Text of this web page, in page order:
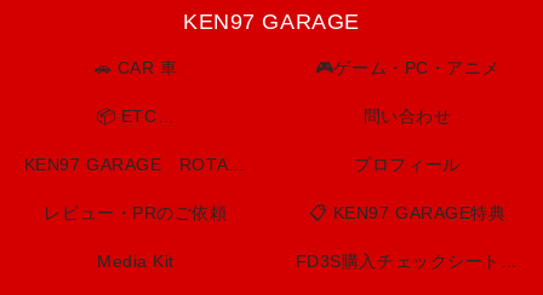
KEN97 GARAGE
🚗 CAR 車 🎮ゲーム・PC・アニメ
📦 ETC… 問い合わせ
プロフィール
レビュー・PRのご依頼 📋 KEN97 GARAGE特典
Media Kit